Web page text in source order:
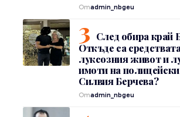
Отadmin_nbgeu
След обира край
Откъде са
луксозния живот и
имоти на
Силвия Берчева?
Отadmin_nbgeu